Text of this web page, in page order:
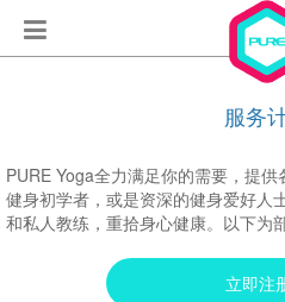
服务
PURE Yoga全力满足你的需要，提
健身初学者，或是资深的健身爱好人
和私人教练，重拾身心健康。以下为
立即注